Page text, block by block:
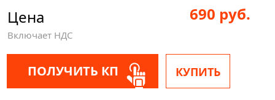
Цена
Включает НДС
690 руб.
ПОЛУЧИТЬ КП КУПИТЬ